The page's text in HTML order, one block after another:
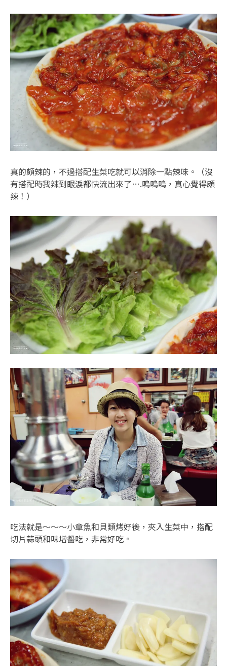
真的頗辣的，不過搭配生菜吃就可以消除一點辣味。（沒
有搭配時我辣到眼淚都快流出來了….嗚嗚嗚，真心覺得頗
辣！）
吃法就是～～～小章魚和貝類烤好後，夾入生菜中，搭配
切片蒜頭和味增醬吃，非常好吃。